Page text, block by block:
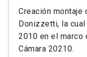
Creación montaje
Donizzetti, la
2010 en el marco
Cámara 20210.